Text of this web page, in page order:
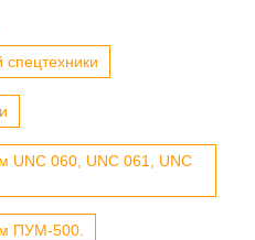
спецтехники
UNC 060, UNC 061, UNC
ПУМ-500.